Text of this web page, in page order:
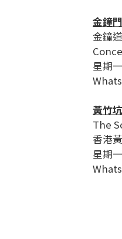
金鐘
金鐘
星期
黃竹
The
香港
星期